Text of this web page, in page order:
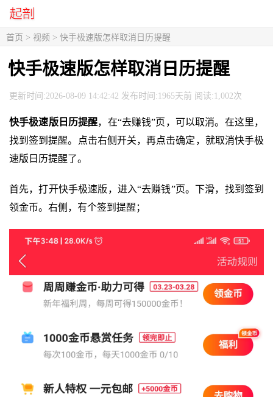
首页 > 视频 > 快手极速版怎样取消日历提醒
快手极速版怎样取消日历提醒
更新时间:2026-08-09 14:42:42 发布时间:1965天前 阅读:1,002次
快手极速版日历提醒，在“去赚钱”页，可以取消。在这里，
找到签到提醒。点击右侧开关，再点击确定，就取消快手极
速版日历提醒了。
首先，打开快手极速版，进入“去赚钱”页。下滑，找到签到
领金币。右侧，有个签到提醒；